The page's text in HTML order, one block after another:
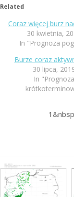
Related
Coraz więcej burz
30 kwietnia,
In "Prognoza
Burze coraz
30 lipca,
In "Prognoza